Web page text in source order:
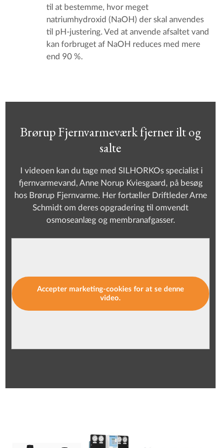
til at bestemme, hvor meget
natriumhydroxid (NaOH) der skal anvendes
til pH-justering. Ved at anvende afsaltet vand
kan forbruget af NaOH reduces med mere
end 90 %.
Brørup Fjernvarmeværk fjerner ilt og
salte
I videoen kan du tage med SILHORKOs specialist i
fjernvarmevand, Anne Norup Kviesgaard, på besøg
hos Brørup Fjernvarme. Her fortæller Driftleder Arne
Schmidt om deres opgradering til omvendt
osmoseanlæg og membranafgasser.
Accepter marketing-cookies for at se denne
video.